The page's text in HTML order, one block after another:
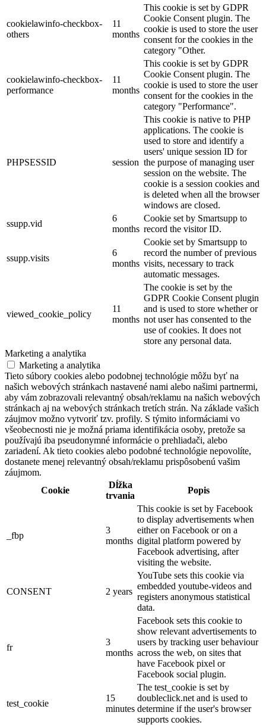
cookielawinfo-checkbox-
others
11
months
This cookie is set by GDPR
Cookie Consent plugin. The
cookie is used to store the user
consent for the cookies in the
category "Other.
cookielawinfo-checkbox-
performance
11
months
This cookie is set by GDPR
Cookie Consent plugin. The
cookie is used to store the user
consent for the cookies in the
category "Performance".
PHPSESSID session
This cookie is native to PHP
applications. The cookie is
used to store and identify a
users' unique session ID for
the purpose of managing user
session on the website. The
cookie is a session cookies and
is deleted when all the browser
windows are closed.
ssupp.vid
6
months
Cookie set by Smartsupp to
record the visitor ID.
ssupp.visits
6
months
Cookie set by Smartsupp to
record the number of previous
visits, necessary to track
automatic messages.
viewed_cookie_policy
11
months
The cookie is set by the
GDPR Cookie Consent plugin
and is used to store whether or
not user has consented to the
use of cookies. It does not
store any personal data.
Marketing a analytika
Marketing a analytika
Tieto súbory cookies alebo podobnej technológie môžu byť na
našich webových stránkach nastavené nami alebo našimi partnermi,
aby vám zobrazovali relevantný obsah/reklamu na našich webových
stránkach aj na webových stránkach tretích strán. Na základe vašich
záujmov možno vytvoriť tzv. profily. S týmito informáciami vo
všeobecnosti nie je možná priama identifikácia osoby, pretože sa
používajú iba pseudonymné informácie o prehliadači, alebo
zariadení. Ak tieto cookies alebo podobné technológie nepovolíte,
dostanete menej relevantný obsah/reklamu prispôsobenú vašim
záujmom.
Cookie
Dĺžka
trvania
Popis
_fbp
3
months
This cookie is set by Facebook
to display advertisements when
either on Facebook or on a
digital platform powered by
Facebook advertising, after
visiting the website.
CONSENT 2 years
YouTube sets this cookie via
embedded youtube-videos and
registers anonymous statistical
data.
fr
3
months
Facebook sets this cookie to
show relevant advertisements to
users by tracking user behaviour
across the web, on sites that
have Facebook pixel or
Facebook social plugin.
test_cookie
15
minutes
The test_cookie is set by
doubleclick.net and is used to
determine if the user's browser
supports cookies.